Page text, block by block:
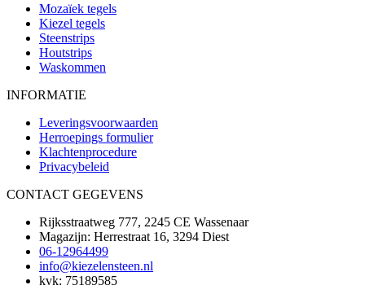
Mozaïek tegels
Kiezel tegels
Steenstrips
Houtstrips
Waskommen
INFORMATIE
Leveringsvoorwaarden
Herroepings formulier
Klachtenprocedure
Privacybeleid
CONTACT GEGEVENS
Rijksstraatweg 777, 2245 CE Wassenaar
Magazijn: Herrestraat 16, 3294 Diest
06-12964499
info@kiezelensteen.nl
kvk: 75189585